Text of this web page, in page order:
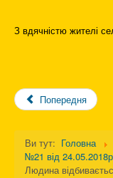
З вдячністю жителі
Попередня
Ви тут: Головна
№21 від
Людина